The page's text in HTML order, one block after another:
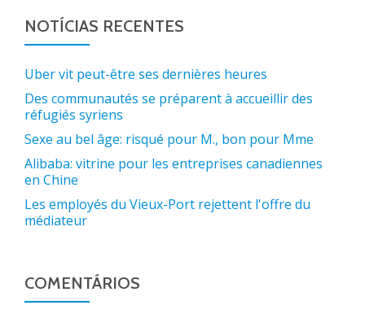
NOTÍCIAS RECENTES
Uber vit peut-être ses dernières heures
Des communautés se préparent à accueillir des
réfugiés syriens
Sexe au bel âge: risqué pour M., bon pour Mme
Alibaba: vitrine pour les entreprises canadiennes
en Chine
Les employés du Vieux-Port rejettent l'offre du
médiateur
COMENTÁRIOS